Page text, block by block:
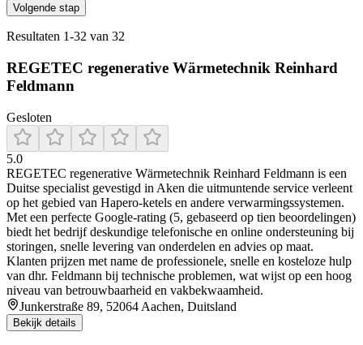
Volgende stap
Resultaten 1-32 van 32
REGETEC regenerative Wärmetechnik Reinhard
Feldmann
Gesloten
5.0
REGETEC regenerative Wärmetechnik Reinhard Feldmann is een
Duitse specialist gevestigd in Aken die uitmuntende service verleent
op het gebied van Hapero-ketels en andere verwarmingssystemen.
Met een perfecte Google-rating (5, gebaseerd op tien beoordelingen)
biedt het bedrijf deskundige telefonische en online ondersteuning bij
storingen, snelle levering van onderdelen en advies op maat.
Klanten prijzen met name de professionele, snelle en kosteloze hulp
van dhr. Feldmann bij technische problemen, wat wijst op een hoog
niveau van betrouwbaarheid en vakbekwaamheid.
Junkerstraße 89, 52064 Aachen, Duitsland
Bekijk details